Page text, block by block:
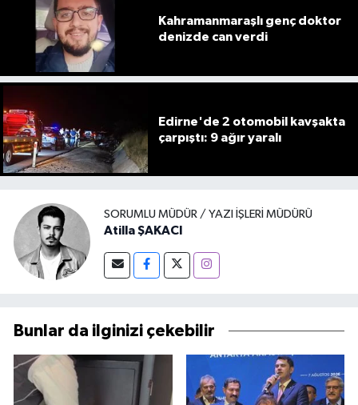
Kahramanmaraşlı genç doktor
denizde can verdi
Edirne'de 2 otomobil kavşakta
çarpıştı: 9 ağır yaralı
SORUMLU MÜDÜR / YAZI İŞLERI MÜDÜRÜ
Atilla ŞAKACI
Bunlar da ilginizi çekebilir